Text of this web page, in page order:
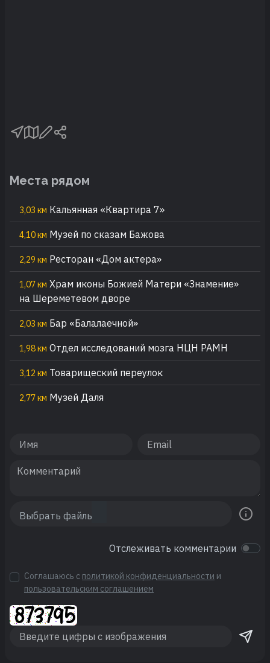
Места рядом
3,03 км Кальянная «Квартира 7»
4,10 км Музей по сказам Бажова
2,29 км Ресторан «Дом актера»
1,07 км Храм иконы Божией Матери «Знамение»
на Шереметевом дворе
2,03 км Бар «Балалаечной»
1,98 км Отдел исследований мозга НЦН РАМН
3,12 км Товарищеский переулок
2,77 км Музей Даля
Отслеживать комментарии
Соглашаюсь с политикой конфиденциальности и
пользовательским соглашением